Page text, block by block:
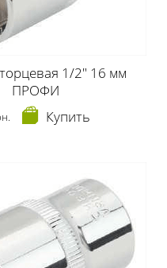
1/2" 16 мм
ПРОФИ
Купить